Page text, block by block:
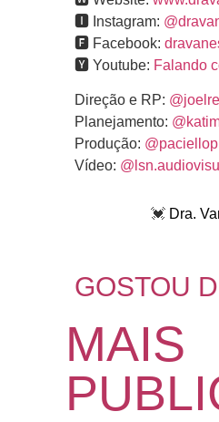
🅸 Instagram:
🅵 Facebook:
🆈 Youtube: Falando
Direção e RP:
Planejamento:
Produção:
Vídeo:
💓 Dra.
GOSTOU
MAIS